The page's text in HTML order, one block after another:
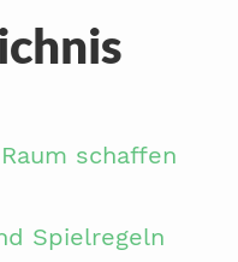
schaffen
Spielregeln